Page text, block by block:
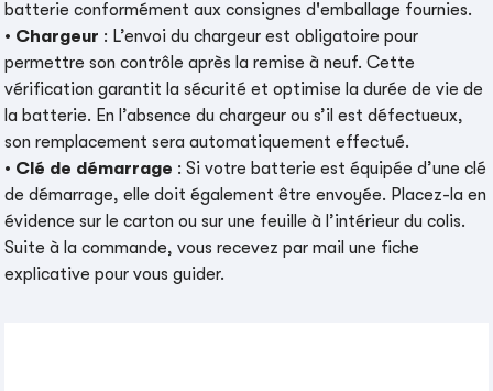
batterie conformément aux consignes d'emballage fournies.
• Chargeur : L’envoi du chargeur est obligatoire pour
permettre son contrôle après la remise à neuf. Cette
vérification garantit la sécurité et optimise la durée de vie de
la batterie. En l’absence du chargeur ou s’il est défectueux,
son remplacement sera automatiquement effectué.
• Clé de démarrage : Si votre batterie est équipée d’une clé
de démarrage, elle doit également être envoyée. Placez-la en
évidence sur le carton ou sur une feuille à l’intérieur du colis.
Suite à la commande, vous recevez par mail une fiche
explicative pour vous guider.